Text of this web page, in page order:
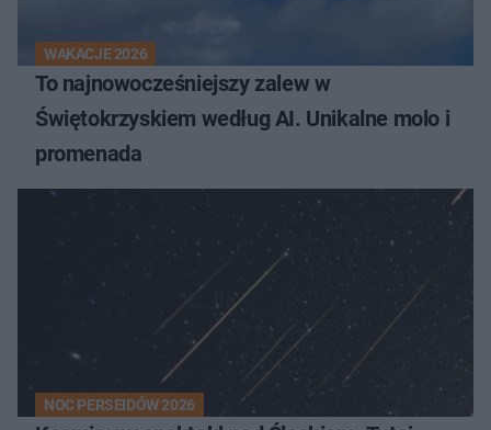
WAKACJE 2026
To najnowocześniejszy zalew w
Świętokrzyskiem według AI. Unikalne molo i
promenada
NOC PERSEIDÓW 2026